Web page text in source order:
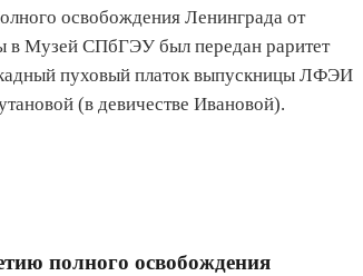
освобождения Ленинграда от
в Музей СПбГЭУ был передан раритет
пуховый платок выпускницы ЛФЭИ
(в девичестве Ивановой).
полного освобождения